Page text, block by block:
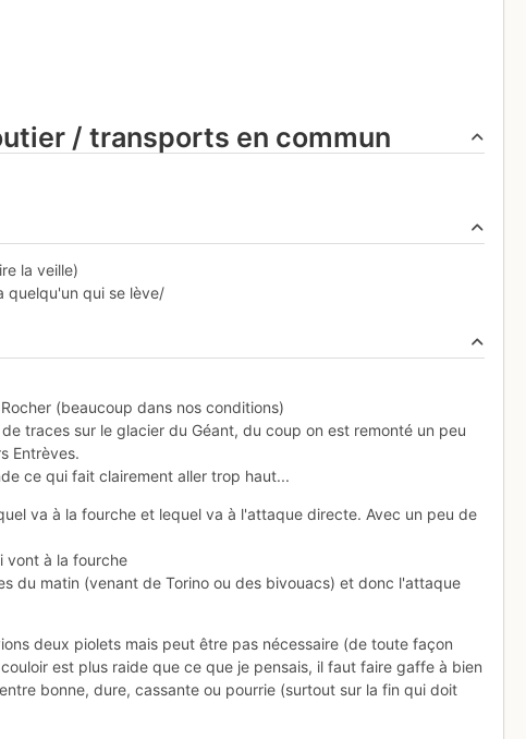
/ transports en commun
la veille)
quelqu'un qui se lève/
(beaucoup dans nos conditions)
traces sur le glacier du Géant, du coup on est remonté un peu
Entrèves.
ce qui fait clairement aller trop haut...
va à la fourche et lequel va à l'attaque directe. Avec un peu de
vont à la fourche
du matin (venant de Torino ou des bivouacs) et donc l'attaque
deux piolets mais peut être pas nécessaire (de toute façon
est plus raide que ce que je pensais, il faut faire gaffe à bien
bonne, dure, cassante ou pourrie (surtout sur la fin qui doit